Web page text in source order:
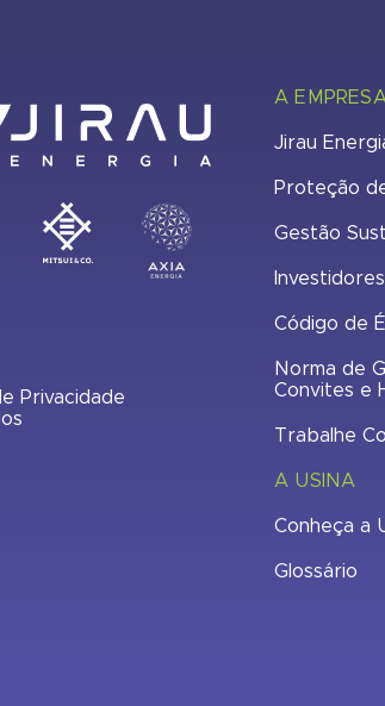
Privacidade
A
Jirau
Proteção
Gestão
Investidores
Código de
Norma de
Convites e
Trabalhe
A USINA
Conheça a
Glossário